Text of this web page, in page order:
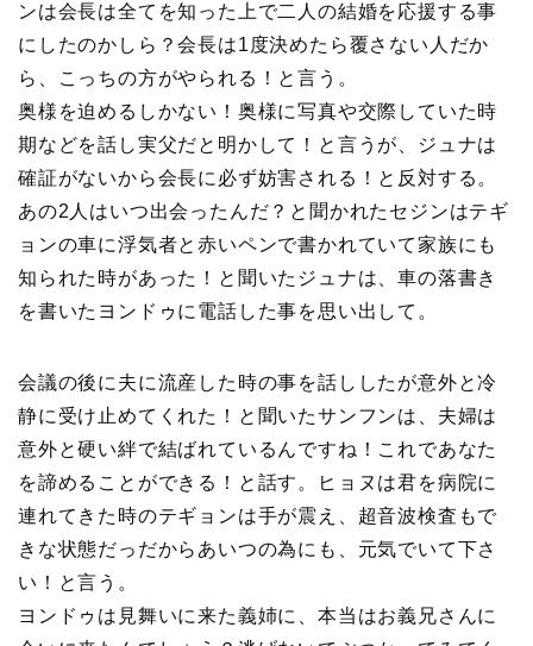
ンは会長は全てを知った上で二人の結婚を応援する事
にしたのかしら？会長は1度決めたら覆さない人だか
ら、こっちの方がやられる！と言う。
奥様を迫めるしかない！奥様に写真や交際していた時
期などを話し実父だと明かして！と言うが、ジュナは
確証がないから会長に必ず妨害される！と反対する。
あの2人はいつ出会ったんだ？と聞かれたセジンはテギ
ョンの車に浮気者と赤いペンで書かれていて家族にも
知られた時があった！と聞いたジュナは、車の落書き
を書いたヨンドゥに電話した事を思い出して。
会議の後に夫に流産した時の事を話ししたが意外と冷
静に受け止めてくれた！と聞いたサンフンは、夫婦は
意外と硬い絆で結ばれているんですね！これであなた
を諦めることができる！と話す。ヒョヌは君を病院に
連れてきた時のテギョンは手が震え、超音波検査もで
きな状態だっだからあいつの為にも、元気でいて下さ
い！と言う。
ヨンドゥは見舞いに来た義姉に、本当はお義兄さんに